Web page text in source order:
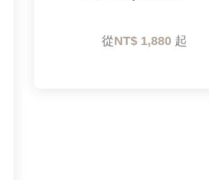
        從
NT$ 1,880 起